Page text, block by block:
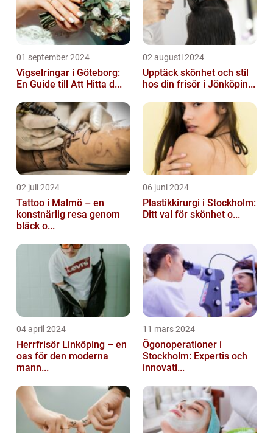
01 september 2024
Vigselringar i Göteborg:
En Guide till Att Hitta d...
02 augusti 2024
Upptäck skönhet och stil
hos din frisör i Jönköpin...
02 juli 2024
Tattoo i Malmö – en
konstnärlig resa genom
bläck o...
06 juni 2024
Plastikkirurgi i Stockholm:
Ditt val för skönhet o...
04 april 2024
Herrfrisör Linköping – en
oas för den moderna
mann...
11 mars 2024
Ögonoperationer i
Stockholm: Expertis och
innovati...